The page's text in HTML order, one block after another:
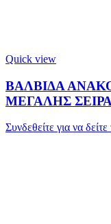
Quick view
ΒΑΛΒΙΔΑ
ΜΕΓΑΛΗΣ
Συνδεθείτε για να δείτε